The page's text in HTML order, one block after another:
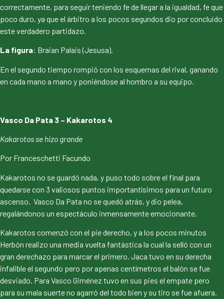
correctamente, para seguir teniendo fe de llegar a la igualdad, fe que
poco duro, ya que el árbitro a los pocos segundos dio por concluido
este verdadero partidazo.
La figura: Braian Palais (Jesusa).
En el segundo tiempo rompió con los esquemas del rival, ganando
en cada mano a mano y poniéndose al hombro a su equipo.
Vasco Da Pata 3 – Kakarotos 4
Kakarotos se hizo grande
Por Franceschetti Facundo
Kakarotos no se guardó nada, y puso todo sobre el final para
quedarse con 3 valiosos puntos importantísimos para un futuro
ascenso. Vasco Da Pata no se quedó atrás, y dio pelea,
regalándonos un espectáculo inmensamente emocionante.
Kakarotos comenzó con el pie derecho, y a los pocos minutos
Herbón realizo una media vuelta fantástica la cual la selló con un
gran derechazo para marcar el primero. Jaca tuvo en su derecha
infalible el segundo pero por apenas centímetros el balón se fue
desviado. Para Vasco Giménez tuvo en sus pies el empate pero
para su mala suerte no agarró del todo bien y su tiro se fue afuera.